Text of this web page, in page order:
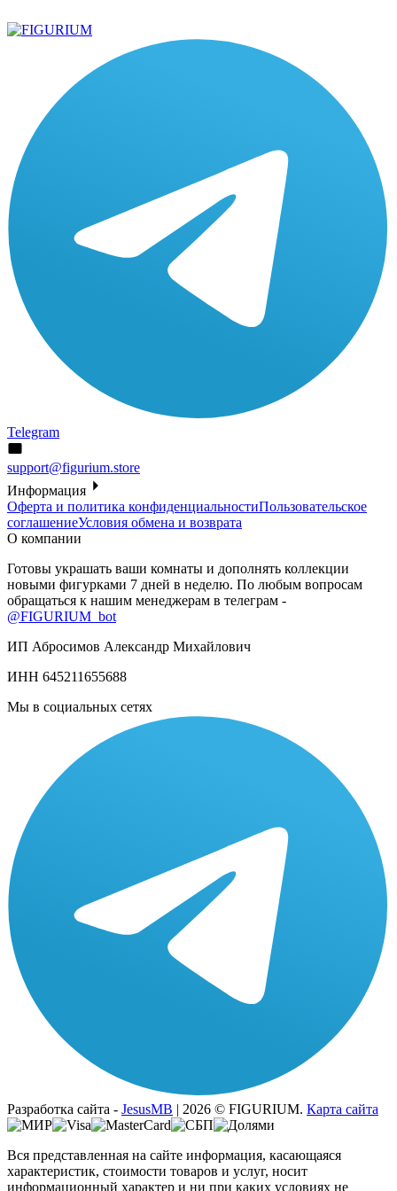
Telegram
support@figurium.store
Информация
Оферта и политика конфиденциальностиПользовательское
соглашениеУсловия обмена и возврата
О компании
Готовы украшать ваши комнаты и дополнять коллекции
новыми фигурками 7 дней в неделю. По любым вопросам
обращаться к нашим менеджерам в телеграм -
@FIGURIUM_bot
ИП Абросимов Александр Михайлович
ИНН 645211655688
Мы в социальных сетях
Разработка сайта - JesusMB | 2026 © FIGURIUM. Карта сайта
Вся представленная на сайте информация, касающаяся
характеристик, стоимости товаров и услуг, носит
информационный характер и ни при каких условиях не